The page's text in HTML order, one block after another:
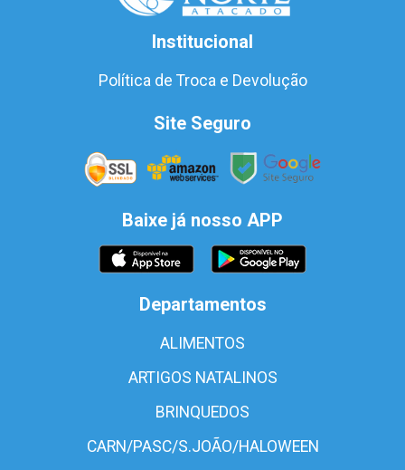
Institucional
Política de Troca e Devolução
Site Seguro
Baixe já nosso APP
Departamentos
ALIMENTOS
ARTIGOS NATALINOS
BRINQUEDOS
CARN/PASC/S.JOÃO/HALOWEEN